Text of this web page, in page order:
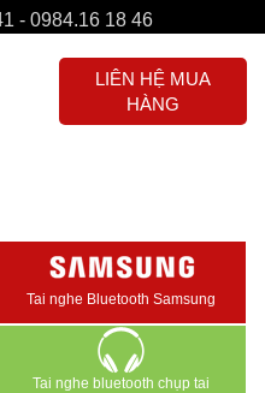
- 0984.16 18 46
LIÊN HỆ MUA
HÀNG
Tai nghe Bluetooth Samsung
Tai nghe bluetooth chụp tai